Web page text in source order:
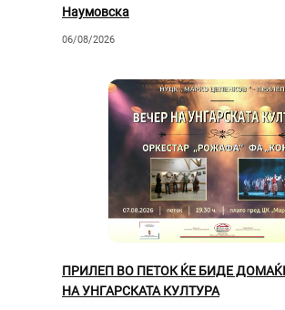
Наумовска
06/08/2026
ПРИЛЕП ВО ПЕТОК ЌЕ БИДЕ
НА УНГАРСКАТА КУЛТУРА